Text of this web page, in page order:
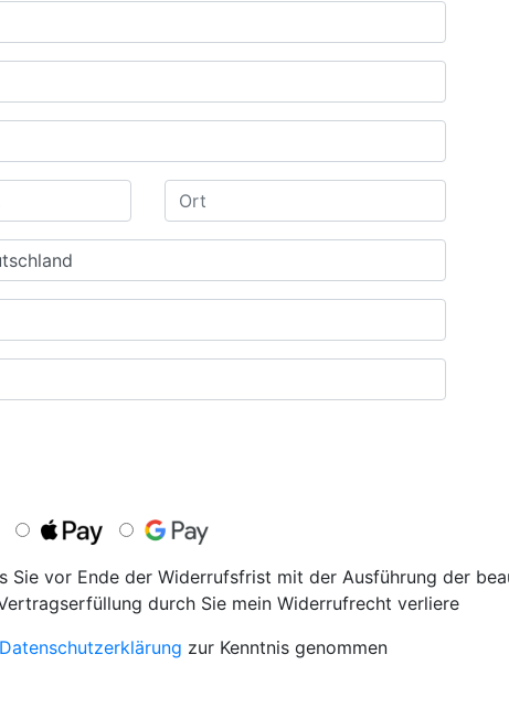
Sie vor Ende der Widerrufsfrist mit der Ausführung der
durch Sie mein Widerrufrecht verliere
Datenschutzerklärung zur Kenntnis genommen